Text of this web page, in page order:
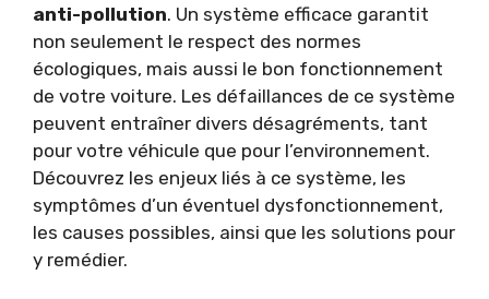
anti-pollution. Un système efficace garantit
non seulement le respect des normes
écologiques, mais aussi le bon fonctionnement
de votre voiture. Les défaillances de ce système
peuvent entraîner divers désagréments, tant
pour votre véhicule que pour l’environnement.
Découvrez les enjeux liés à ce système, les
symptômes d’un éventuel dysfonctionnement,
les causes possibles, ainsi que les solutions pour
y remédier.